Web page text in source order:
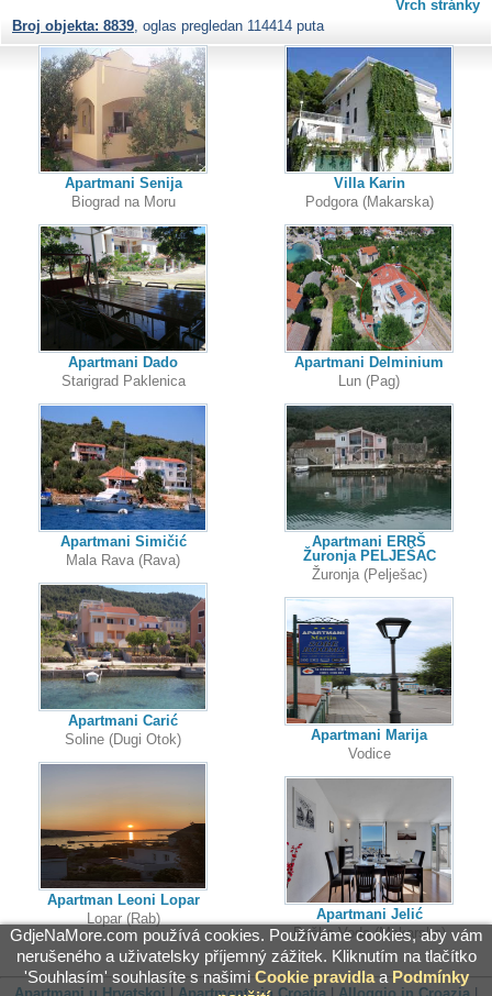
Vrch stránky
Broj objekta: 8839 , oglas pregledan 114414 puta
Apartmani Senija
Biograd na Moru
Apartmani Dado
Starigrad Paklenica
Apartmani Simičić
Mala Rava (Rava)
Apartmani Carić
Soline (Dugi Otok)
Apartman Leoni Lopar
Lopar (Rab)
Villa Karin
Podgora (Makarska)
Apartmani Delminium
Lun (Pag)
Apartmani ERRŠ
Žuronja PELJEŠAC
Žuronja (Pelješac)
Apartmani Marija
Vodice
Apartmani Jelić
Baška Voda (Makarska)
GdjeNaMore.com používá cookies. Používáme cookies, aby vám
nerušeného a uživatelsky příjemný zážitek. Kliknutím na tlačítko
'Souhlasím' souhlasíte s našimi Cookie pravidlaa Podmínky